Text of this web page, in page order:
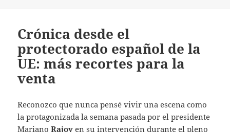
Crónica desde el
protectorado español de la
UE: más recortes para la
venta
Reconozco que nunca pensé vivir una escena como
la protagonizada la semana pasada por el presidente
MarianoRajoy en su intervención durante el pleno